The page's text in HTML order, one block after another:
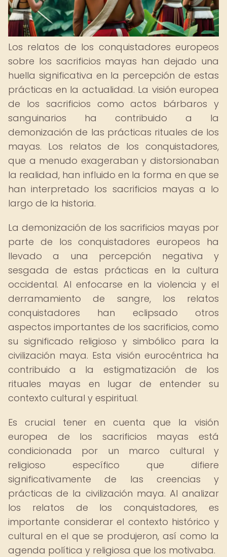
Los relatos de los conquistadores europeos
sobre los sacrificios mayas han dejado una
huella significativa en la percepción de estas
prácticas en la actualidad. La visión europea
de los sacrificios como actos bárbaros y
sanguinarios ha contribuido a la
demonización de las prácticas rituales de los
mayas. Los relatos de los conquistadores,
que a menudo exageraban y distorsionaban
la realidad, han influido en la forma en que se
han interpretado los sacrificios mayas a lo
largo de la historia.
La demonización de los sacrificios mayas por
parte de los conquistadores europeos ha
llevado a una percepción negativa y
sesgada de estas prácticas en la cultura
occidental. Al enfocarse en la violencia y el
derramamiento de sangre, los relatos
conquistadores han eclipsado otros
aspectos importantes de los sacrificios, como
su significado religioso y simbólico para la
civilización maya. Esta visión eurocéntrica ha
contribuido a la estigmatización de los
rituales mayas en lugar de entender su
contexto cultural y espiritual.
Es crucial tener en cuenta que la visión
europea de los sacrificios mayas está
condicionada por un marco cultural y
religioso específico que difiere
significativamente de las creencias y
prácticas de la civilización maya. Al analizar
los relatos de los conquistadores, es
importante considerar el contexto histórico y
cultural en el que se produjeron, así como la
agenda política y religiosa que los motivaba.